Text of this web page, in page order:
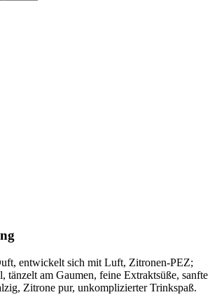
entwickelt sich mit Luft, Zitronen-PEZ;
tänzelt am Gaumen, feine Extraktsüße, sanfte
Zitrone pur, unkomplizierter Trinkspaß.